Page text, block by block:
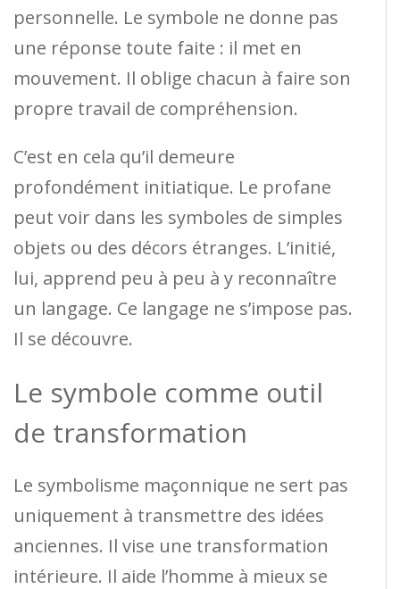
personnelle. Le symbole ne donne pas
une réponse toute faite : il met en
mouvement. Il oblige chacun à faire son
propre travail de compréhension.
C’est en cela qu’il demeure
profondément initiatique. Le profane
peut voir dans les symboles de simples
objets ou des décors étranges. L’initié,
lui, apprend peu à peu à y reconnaître
un langage. Ce langage ne s’impose pas.
Il se découvre.
Le symbole comme outil
de transformation
Le symbolisme maçonnique ne sert pas
uniquement à transmettre des idées
anciennes. Il vise une transformation
intérieure. Il aide l’homme à mieux se